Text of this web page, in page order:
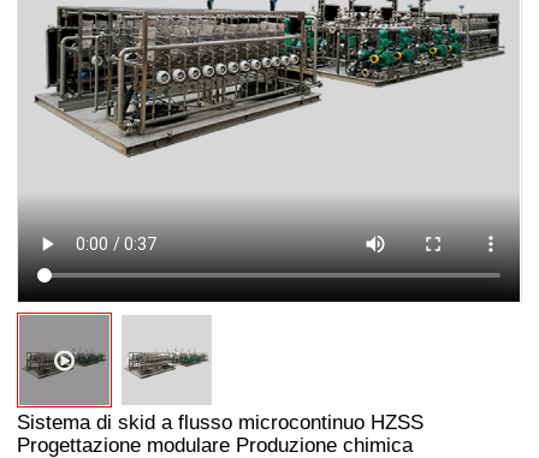
Sistema di skid a flusso microcontinuo HZSS
Progettazione modulare Produzione chimica